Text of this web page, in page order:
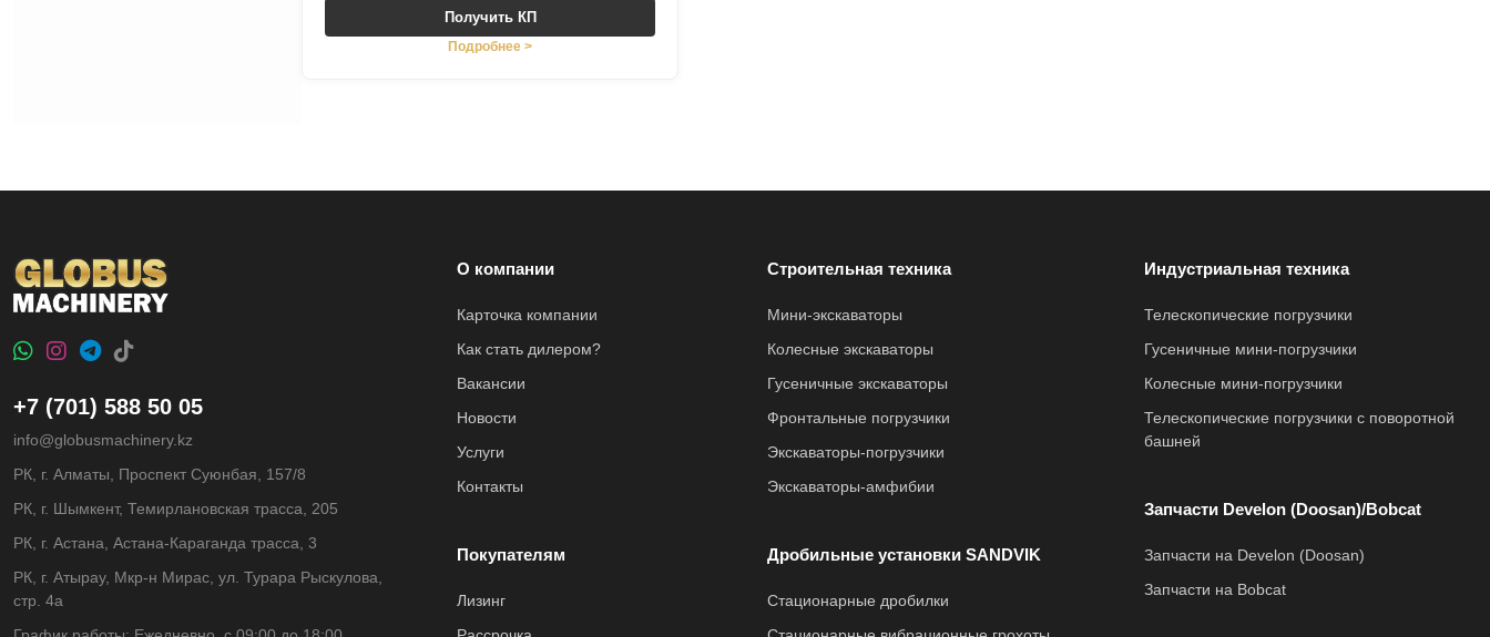
Получить КП
Подробнее >
+7 (701) 588 50 05
info@globusmachinery.kz
РК, г. Алматы, Проспект Суюнбая, 157/8
РК, г. Шымкент, Темирлановская трасса, 205
РК, г. Астана, Астана-Караганда трасса, 3
РК, г. Атырау, Мкр-н Мирас, ул. Турара Рыскулова,
стр. 4а
О компании
Карточка компании
Как стать дилером?
Вакансии
Новости
Услуги
Контакты
Покупателям
Лизинг
Строительная техника
Мини-экскаваторы
Колесные экскаваторы
Гусеничные экскаваторы
Фронтальные погрузчики
Экскаваторы-погрузчики
Экскаваторы-амфибии
Дробильные установки SANDVIK
Стационарные дробилки
Индустриальная техника
Телескопические погрузчики
Гусеничные мини-погрузчики
Колесные мини-погрузчики
Телескопические погрузчики с поворотной
башней
Запчасти Develon (Doosan)/Bobcat
Запчасти на Develon (Doosan)
Запчасти на Bobcat